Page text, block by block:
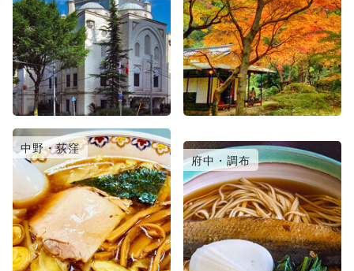
中野・荻窪
日暮里・北千住
府中・調布